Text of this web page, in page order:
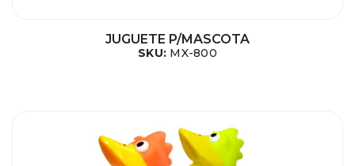
JUGUETE P/MASCOTA
SKU: MX-800